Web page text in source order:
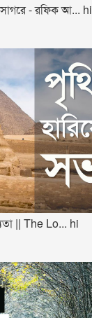
- রফিক আ... hi
|| The Lo... hi